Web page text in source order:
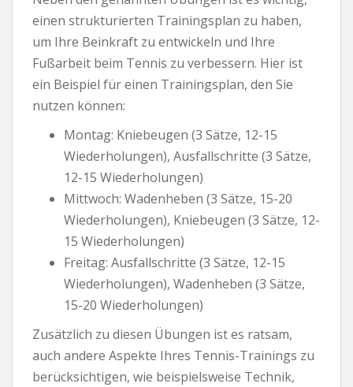
einen strukturierten Trainingsplan zu haben,
um Ihre Beinkraft zu entwickeln und Ihre
Fußarbeit beim Tennis zu verbessern. Hier ist
ein Beispiel für einen Trainingsplan, den Sie
nutzen können:
Montag: Kniebeugen (3 Sätze, 12-15
Wiederholungen), Ausfallschritte (3 Sätze,
12-15 Wiederholungen)
Mittwoch: Wadenheben (3 Sätze, 15-20
Wiederholungen), Kniebeugen (3 Sätze, 12-
15 Wiederholungen)
Freitag: Ausfallschritte (3 Sätze, 12-15
Wiederholungen), Wadenheben (3 Sätze,
15-20 Wiederholungen)
Zusätzlich zu diesen Übungen ist es ratsam,
auch andere Aspekte Ihres Tennis-Trainings zu
berücksichtigen, wie beispielsweise Technik,